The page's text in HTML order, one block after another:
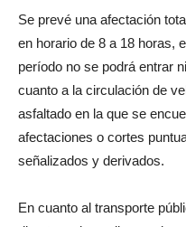
Se prevé una afectación
en horario de 8 a 18 horas,
período no se podrá entrar
cuanto a la circulación de
asfaltado en la que se
afectaciones o cortes
señalizados y derivados.
En cuanto al transporte